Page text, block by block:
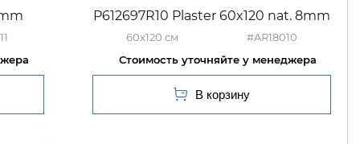
P612697R10 Plaster 60x120 nat. 8mm
60x120 #AR18010